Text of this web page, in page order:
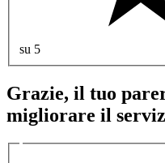
su 5
Grazie, il tuo
migliorare il